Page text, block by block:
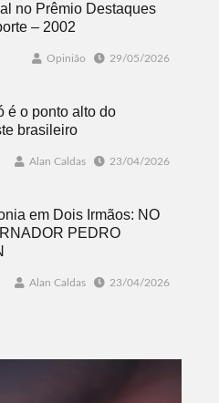
no Prêmio Destaques
– 2002
Opinião 29/05/2026
é o ponto alto do
brasileiro
Alan Caldas 23/04/2026
em Dois Irmãos: NO
PEDRO
Alan Caldas 23/04/2026